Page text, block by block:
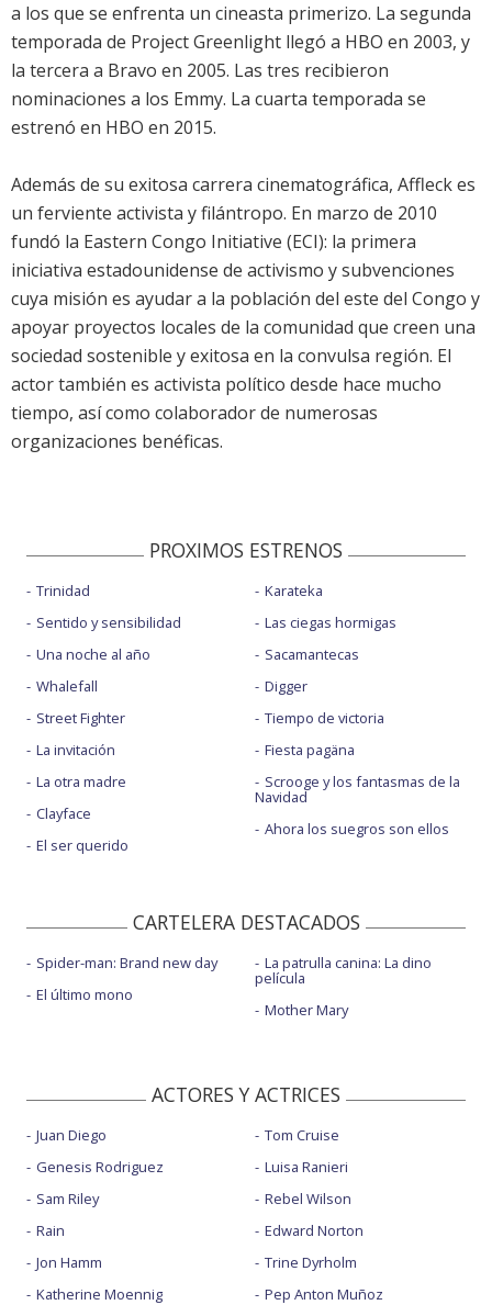
a los que se enfrenta un cineasta primerizo. La segunda
temporada de Project Greenlight llegó a HBO en 2003, y
la tercera a Bravo en 2005. Las tres recibieron
nominaciones a los Emmy. La cuarta temporada se
estrenó en HBO en 2015.
Además de su exitosa carrera cinematográfica, Affleck es
un ferviente activista y filántropo. En marzo de 2010
fundó la Eastern Congo Initiative (ECI): la primera
iniciativa estadounidense de activismo y subvenciones
cuya misión es ayudar a la población del este del Congo y
apoyar proyectos locales de la comunidad que creen una
sociedad sostenible y exitosa en la convulsa región. El
actor también es activista político desde hace mucho
tiempo, así como colaborador de numerosas
organizaciones benéficas.
PROXIMOS ESTRENOS
Trinidad
Sentido y sensibilidad
Una noche al año
Whalefall
Street Fighter
La invitación
La otra madre
Clayface
El ser querido
Karateka
Las ciegas hormigas
Sacamantecas
Digger
Tiempo de victoria
Fiesta pagäna
Scrooge y los fantasmas de la
Navidad
Ahora los suegros son ellos
CARTELERA DESTACADOS
Spider-man: Brand new day
El último mono
La patrulla canina: La dino
película
Mother Mary
ACTORES Y ACTRICES
Juan Diego
Genesis Rodriguez
Sam Riley
Rain
Jon Hamm
Katherine Moennig
Tom Cruise
Luisa Ranieri
Rebel Wilson
Edward Norton
Trine Dyrholm
Pep Anton Muñoz